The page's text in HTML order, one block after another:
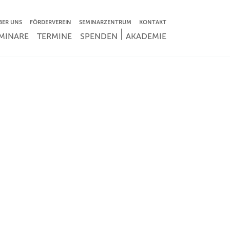
ÜBERSPRINGEN
UNS FÖRDERVEREIN SEMINARZENTRUM KONTAKT
ÜBERSPRINGEN
TERMINE SPENDEN AKADEMIE